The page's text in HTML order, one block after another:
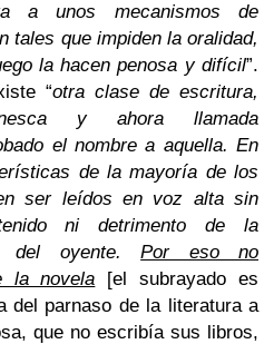
a unos mecanismos de
tales que impiden la oralidad,
la hacen penosa y difícil”.
“otra clase de escritura,
y ahora llamada
el nombre a aquella. En
de la mayoría de los
ser leídos en voz alta sin
ni detrimento de la
del oyente.Por eso no
la novela
[el subrayado es
del parnaso de la literatura a
que no escribía sus libros,